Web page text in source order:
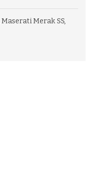
Merak SS,